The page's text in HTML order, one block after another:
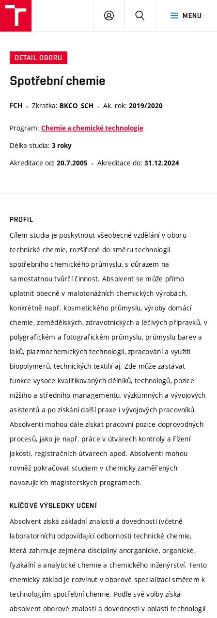
MENU
PŘIHLÁSIT
DETAIL OBORU
Spotřební chemie
FCH Zkratka: BKCO_SCH Ak. rok: 2019/2020
Program: Chemie a chemické technologie
Délka studia: 3 roky
Akreditace od: 20.7.2005 Akreditace do: 31.12.2024
PROFIL
Cílem studia je poskytnout všeobecné vzdělání v oboru
technické chemie, rozšířené do směru technologií
spotřebního chemického průmyslu, s důrazem na
samostatnou tvůrčí činnost. Absolvent se může přímo
uplatnit obecně v malotonážních chemických výrobách,
konkrétně např. kosmetického průmyslu, výroby domácí
chemie, zemědělských, zdravotnických a léčivých přípravků, v
polygrafickém a fotografickém průmyslu, průmyslu barev a
laků, plazmochemických technologií, zpracování a využití
biopolymerů, technických textilií aj. Zde může zastávat
funkce vysoce kvalifikovaných dělníků, technologů, pozice
nižšího a středního managementu, výzkumných a vývojových
asistentů a po získání další praxe i vývojových pracovníků.
Absolventi mohou dále získat pracovní pozice doprovodných
procesů, jako je např. práce v útvarech kontroly a řízení
jakosti, registračních útvarech apod. Absolventi mohou
rovněž pokračovat studiem v chemicky zaměřených
navazujících magisterských programech.
KLÍČOVÉ VÝSLEDKY UČENÍ
Absolvent získá základní znalosti a dovednosti (včetně
laboratorních) odpovídající odbornosti technické chemie,
která zahrnuje zejména disciplíny anorganické, organické,
fyzikální a analytické chemie a chemického inženýrství. Tento
chemický základ je rozvinut v oborové specializaci směrem k
technologiím spotřební chemie. Podle své volby získá
absolvent oborové znalosti a dovednosti v oblasti technologií